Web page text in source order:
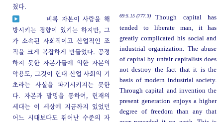
쳤다.
비록 자본이 사람을 해
방시키는 경향이 있기는 하지만, 그
가 소속된 사회적이고 산업적인 조
직을 크게 복잡하게 만들었다. 공정
하지 못한 자본가들에 의한 자본의
악용도, 그것이 현대 산업 사회의 기
초라는 사실을 파기시키지는 못한
다. 자본과 발명을 통하여, 현재의
세대는 이 세상에 지금까지 있었던
어느 시대보다도 뛰어난 수준의 자
69:5.15 (777.3)
Though capital has
tended to liberate man, it has
greatly complicated his social and
industrial organization. The abuse
of capital by unfair capitalists does
not destroy the fact that it is the
basis of modern industrial society.
Through capital and invention the
present generation enjoys a higher
degree of freedom than any that